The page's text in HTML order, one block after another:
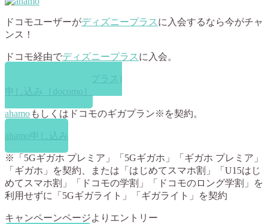
ドコモユーザーがディズニープラスに入会するなら今がチャ
ンス！
ドコモ経由でディズニープラスに入会。
Disney+ (ディズニープラス)
申し込み［docomo］
ahamo もしくはドコモのギガプラン※を契約。
ahamo申し込み
※「5Gギガホ プレミア」「5Gギガホ」「ギガホ プレミア」
「ギガホ」を契約、または「はじめてスマホ割」「U15はじ
めてスマホ割」「ドコモの学割」「ドコモのロング学割」を
利用せずに「5Gギガライト」「ギガライト」を契約
キャンペーンページよりエントリー